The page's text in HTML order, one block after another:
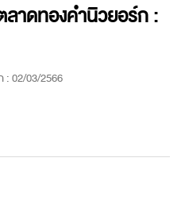
าดทองคำนิวยอร์ก :
: 02/03/2566